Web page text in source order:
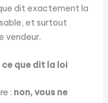
dit exactement la
et surtout
vendeur.
que dit la loi
: non, vous ne